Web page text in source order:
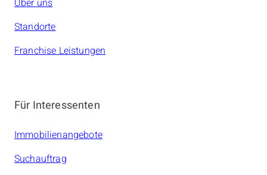
Über uns
Standorte
Franchise Leistungen
Für Interessenten
Immobilienangebote
Suchauftrag